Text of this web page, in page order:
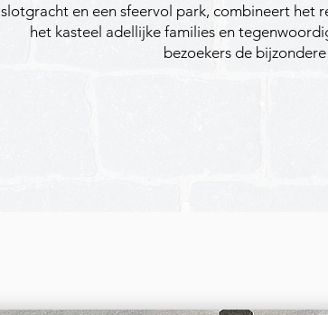
slotgracht en een sfeervol park, combineert het
het kasteel adellijke families en
bezoekers de